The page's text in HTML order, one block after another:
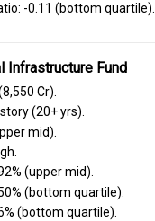
-0.11 (bottom quartile).
Infrastructure Fund
Cr).
(20+ yrs).
mid).
(upper mid).
(bottom quartile).
(bottom quartile).